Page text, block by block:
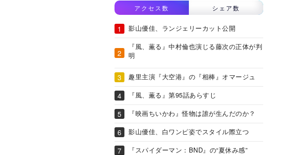
アクセス数 シェア数
影山優佳、ランジェリーカット公開
『風、薫る』中村倫也演じる藤次の正体が判
明
趣里主演『大空港』の『相棒』オマージュ
『風、薫る』第95話あらすじ
『映画ちいかわ』怪物は誰が生んだのか？
影山優佳、白ワンピ姿でスタイル際立つ
『スパイダーマン：BND』の“夏休み感”